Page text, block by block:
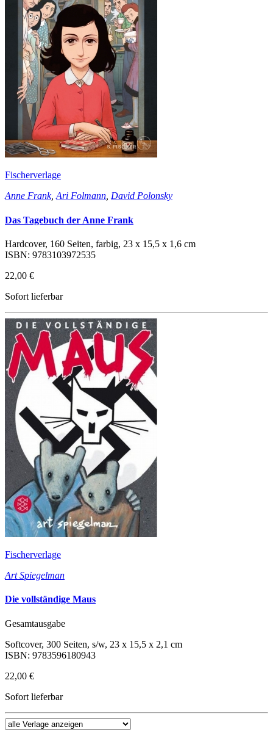
Fischerverlage
Anne Frank,Ari Folmann, David Polonsky
Das Tagebuch der Anne Frank
Hardcover, 160 Seiten, farbig, 23 x 15,5 x 1,6 cm
ISBN: 9783103972535
22,00 €
Sofort lieferbar
Fischerverlage
Art Spiegelman
Die vollständige Maus
Gesamtausgabe
Softcover, 300 Seiten, s/w, 23 x 15,5 x 2,1 cm
ISBN: 9783596180943
22,00 €
Sofort lieferbar